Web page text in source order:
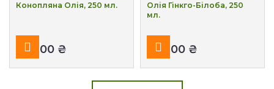
Конопляна Олія, 250 мл.
₴
Олія Гінкго-Білоба, 250
мл.
₴